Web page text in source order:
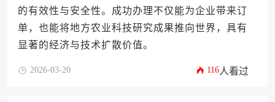
的有效性与安全性。成功办理不仅能为企业带来订
单，也能将地方农业科技研究成果推向世界，具有
显著的经济与技术扩散价值。
2026-03-20 116人看过